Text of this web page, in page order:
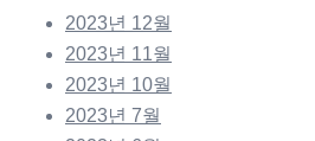
2023년 12월
2023년 11월
2023년 10월
2023년 7월